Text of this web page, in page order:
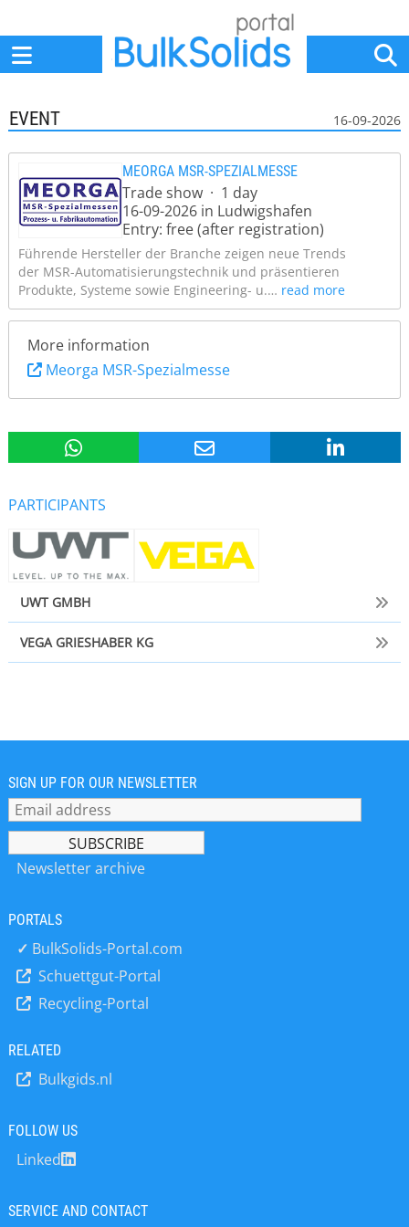
EVENT 16-09-2026
MEORGA MSR-SPEZIALMESSE
Trade show · 1 day
16-09-2026 in Ludwigshafen
Entry: free (after registration)
Führende Hersteller der Branche zeigen neue Trends
der MSR-Automatisierungstechnik und präsentieren
Produkte, Systeme sowie Engineering- u.… read more
More information
Meorga MSR-Spezialmesse
PARTICIPANTS
UWT GMBH
VEGA GRIESHABER KG
SIGN UP FOR OUR NEWSLETTER
Newsletter archive
PORTALS
✓ BulkSolids-Portal.com
Schuettgut-Portal
Recycling-Portal
RELATED
Bulkgids.nl
FOLLOW US
Linked
SERVICE AND CONTACT